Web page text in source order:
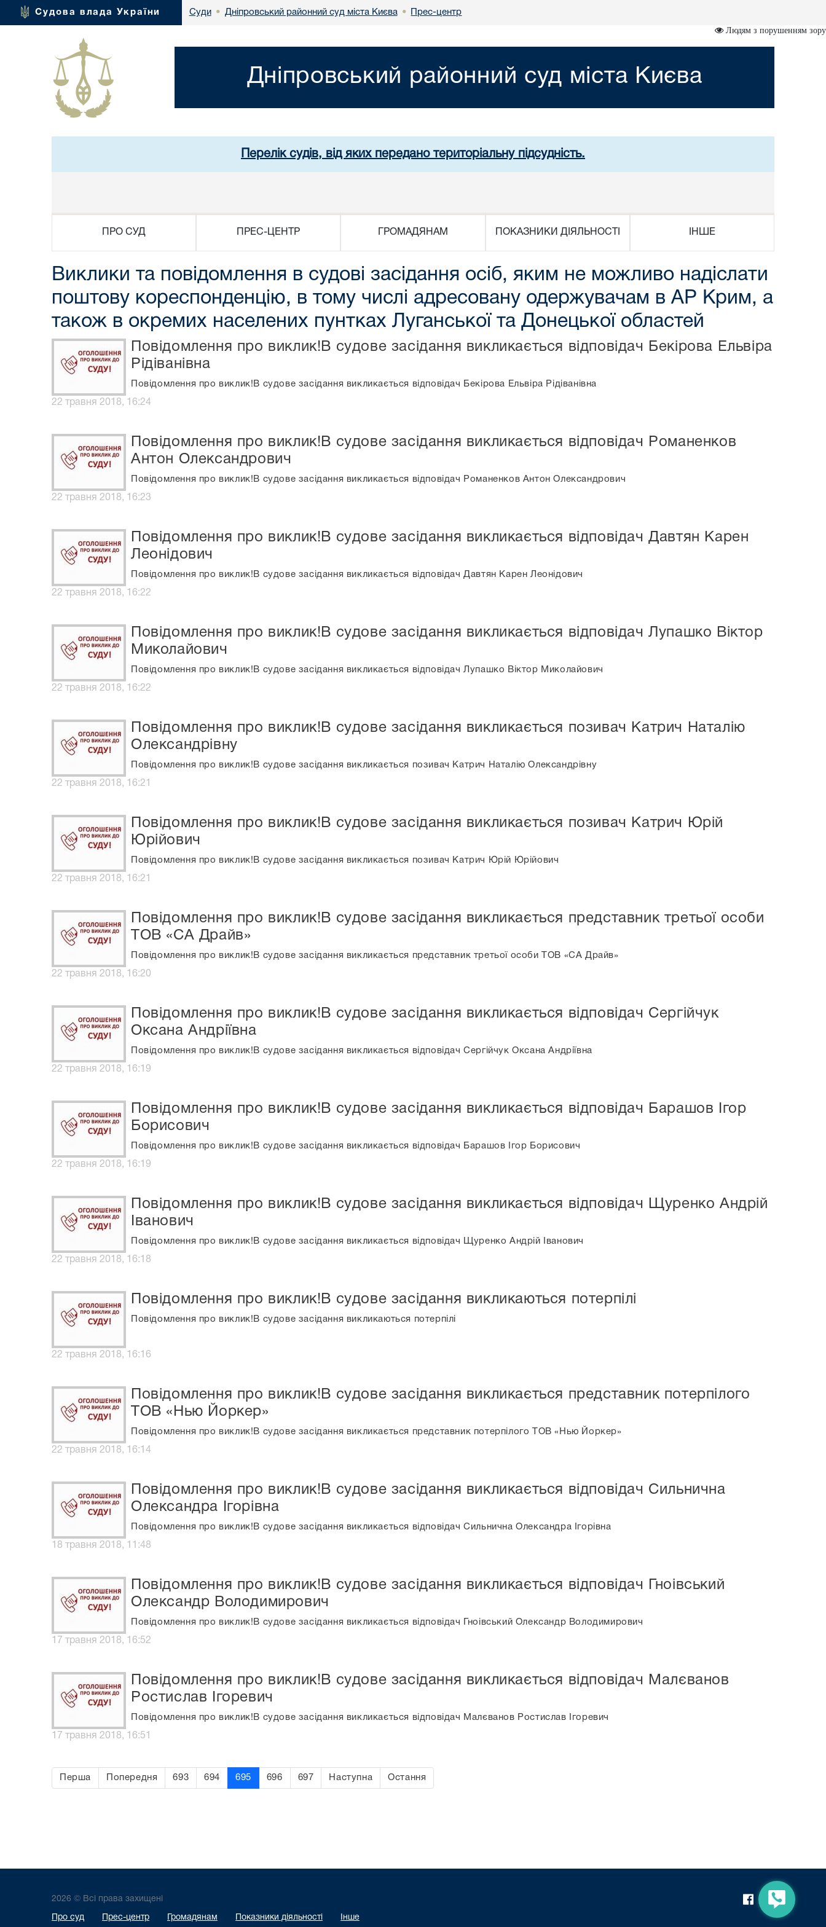
Судова влада України Суди • Дніпровський районний суд міста Києва • Прес-центр
Людям з порушенням зору
Дніпровський районний суд міста Києва
Перелік судів, від яких передано територіальну підсудність.
ПРО СУД ПРЕС-ЦЕНТР ГРОМАДЯНАМ ПОКАЗНИКИ ДІЯЛЬНОСТІ ІНШЕ
Виклики та повідомлення в судові засідання осіб, яким не можливо надіслати
поштову кореспонденцію, в тому числі адресовану одержувачам в АР Крим, а
також в окремих населених пунтках Луганської та Донецької областей
Повідомлення про виклик!В судове засідання викликається відповідач Бекірова Ельвіра
Рідіванівна
Повідомлення про виклик!В судове засідання викликається відповідач Бекірова Ельвіра Рідіванівна
22 травня 2018, 16:24
Повідомлення про виклик!В судове засідання викликається відповідач Романенков
Антон Олександрович
Повідомлення про виклик!В судове засідання викликається відповідач Романенков Антон Олександрович
22 травня 2018, 16:23
Повідомлення про виклик!В судове засідання викликається відповідач Давтян Карен
Леонідович
Повідомлення про виклик!В судове засідання викликається відповідач Давтян Карен Леонідович
22 травня 2018, 16:22
Повідомлення про виклик!В судове засідання викликається відповідач Лупашко Віктор
Миколайович
Повідомлення про виклик!В судове засідання викликається відповідач Лупашко Віктор Миколайович
22 травня 2018, 16:22
Повідомлення про виклик!В судове засідання викликається позивач Катрич Наталію
Олександрівну
Повідомлення про виклик!В судове засідання викликається позивач Катрич Наталію Олександрівну
22 травня 2018, 16:21
Повідомлення про виклик!В судове засідання викликається позивач Катрич Юрій
Юрійович
Повідомлення про виклик!В судове засідання викликається позивач Катрич Юрій Юрійович
22 травня 2018, 16:21
Повідомлення про виклик!В судове засідання викликається представник третьої особи
ТОВ «СА Драйв»
Повідомлення про виклик!В судове засідання викликається представник третьої особи ТОВ «СА Драйв»
22 травня 2018, 16:20
Повідомлення про виклик!В судове засідання викликається відповідач Сергійчук
Оксана Андріївна
Повідомлення про виклик!В судове засідання викликається відповідач Сергійчук Оксана Андріївна
22 травня 2018, 16:19
Повідомлення про виклик!В судове засідання викликається відповідач Барашов Ігор
Борисович
Повідомлення про виклик!В судове засідання викликається відповідач Барашов Ігор Борисович
22 травня 2018, 16:19
Повідомлення про виклик!В судове засідання викликається відповідач Щуренко Андрій
Іванович
Повідомлення про виклик!В судове засідання викликається відповідач Щуренко Андрій Іванович
22 травня 2018, 16:18
Повідомлення про виклик!В судове засідання викликаються потерпілі
Повідомлення про виклик!В судове засідання викликаються потерпілі
22 травня 2018, 16:16
Повідомлення про виклик!В судове засідання викликається представник потерпілого
ТОВ «Нью Йоркер»
Повідомлення про виклик!В судове засідання викликається представник потерпілого ТОВ «Нью Йоркер»
22 травня 2018, 16:14
Повідомлення про виклик!В судове засідання викликається відповідач Сильнична
Олександра Ігорівна
Повідомлення про виклик!В судове засідання викликається відповідач Сильнична Олександра Ігорівна
18 травня 2018, 11:48
Повідомлення про виклик!В судове засідання викликається відповідач Гноівський
Олександр Володимирович
Повідомлення про виклик!В судове засідання викликається відповідач Гноівський Олександр Володимирович
17 травня 2018, 16:52
Повідомлення про виклик!В судове засідання викликається відповідач Малєванов
Ростислав Ігоревич
Повідомлення про виклик!В судове засідання викликається відповідач Малєванов Ростислав Ігоревич
17 травня 2018, 16:51
Перша Попередня 693 694 695 696 697 Наступна Остання
2026 © Всі права захищені
Про суд Прес-центр Громадянам Показники діяльності Інше